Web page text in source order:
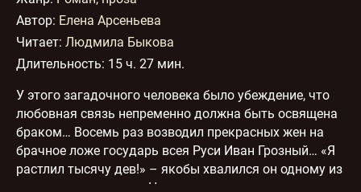
21
22
23
24
28:02
25
1:08:01
26
1:04:10
27
Автор: Елена Арсеньева
Читает: Людмила Быкова
Длительность: 15 ч. 27 мин.
У этого загадочного человека было убеждение, что
любовная связь непременно должна быть освящена
браком… Восемь раз возводил прекрасных жен на
брачное ложе государь всея Руси Иван Грозный… «Я
растлил тысячу дев!» – якобы хвалился он одному из
иностранных послов. На самом деле он всю жизнь